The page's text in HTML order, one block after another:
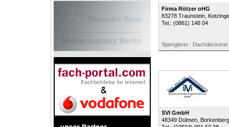
Firma Rötzer oHG
83278 Traunstein,
Tel.: (0861) 148 04
Spenglerei -
SVI GmbH
48349 Dülmen,